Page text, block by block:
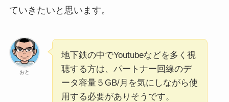
ていきたいと思います。
おと
地下鉄の中でYoutubeなどを多く視
聴する方は、パートナー回線のデ
ータ容量５GB/月を気にしながら使
用する必要がありそうです。